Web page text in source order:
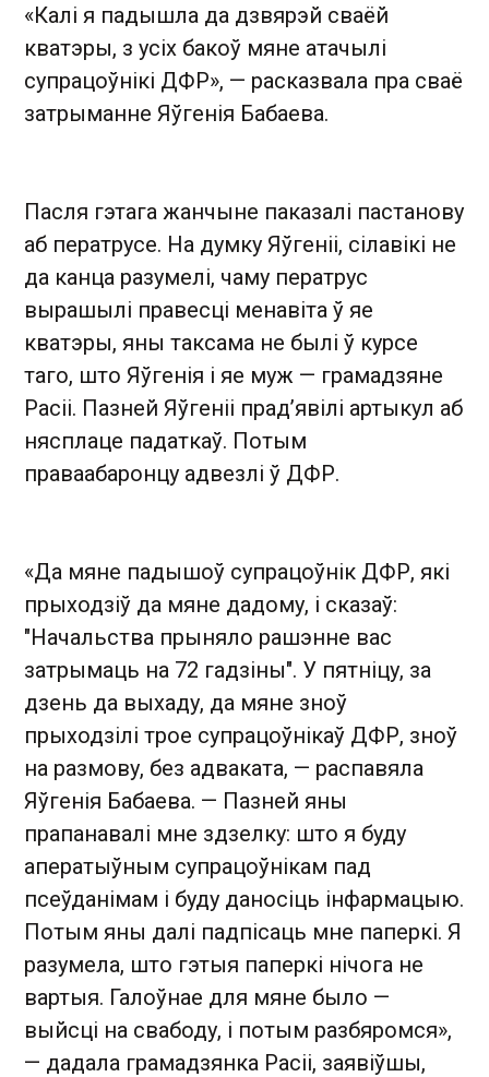
«Калі я падышла да дзвярэй сваёй
кватэры, з усіх бакоў мяне атачылі
супрацоўнікі ДФР», — расказвала пра сваё
затрыманне Яўгенія Бабаева.
Пасля гэтага жанчыне паказалі пастанову
аб ператрусе. На думку Яўгеніі, сілавікі не
да канца разумелі, чаму ператрус
вырашылі правесці менавіта ў яе
кватэры, яны таксама не былі ў курсе
таго, што Яўгенія і яе муж — грамадзяне
Расіі. Пазней Яўгеніі прад’явілі артыкул аб
нясплаце падаткаў. Потым
праваабаронцу адвезлі ў ДФР.
«Да мяне падышоў супрацоўнік ДФР, які
прыходзіў да мяне дадому, і сказаў:
"Начальства прыняло рашэнне вас
затрымаць на 72 гадзіны". У пятніцу, за
дзень да выхаду, да мяне зноў
прыходзілі трое супрацоўнікаў ДФР, зноў
на размову, без адваката, — распавяла
Яўгенія Бабаева. — Пазней яны
прапанавалі мне здзелку: што я буду
аператыўным супрацоўнікам пад
псеўданімам і буду даносіць інфармацыю.
Потым яны далі падпісаць мне паперкі. Я
разумела, што гэтыя паперкі нічога не
вартыя. Галоўнае для мяне было —
выйсці на свабоду, і потым разбяромся»,
— дадала грамадзянка Расіі, заявіўшы,